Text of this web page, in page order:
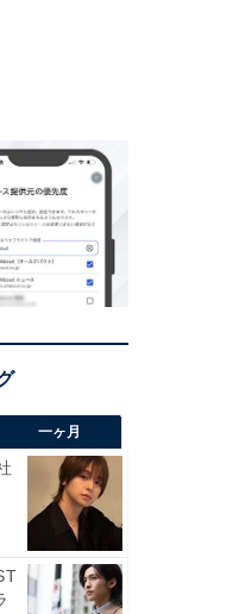
一ヶ月